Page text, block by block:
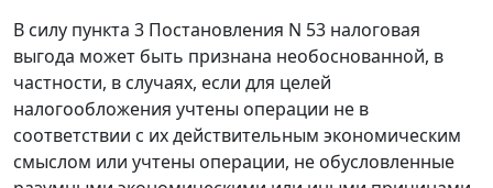
В силу пункта 3 Постановления N 53 налоговая
выгода может быть признана необоснованной, в
частности, в случаях, если для целей
налогообложения учтены операции не в
соответствии с их действительным экономическим
смыслом или учтены операции, не обусловленные